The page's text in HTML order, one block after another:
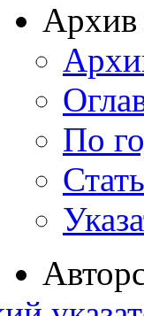
Архив
По